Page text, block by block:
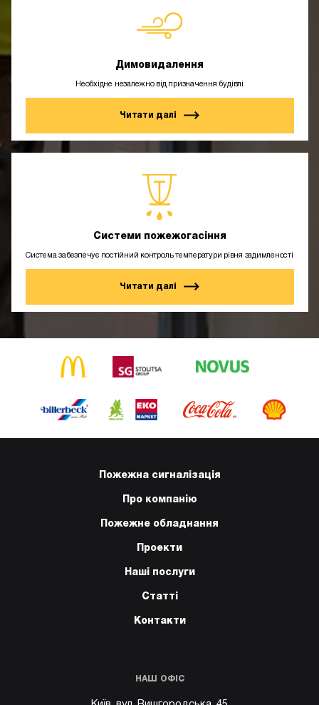
Димовидалення
Необхідне незалежно від призначення будівлі
Читати далі
Системи пожежогасіння
Система забезпечує постійний контроль температури рівня задимленості
Читати далі
Пожежна сигналізація
Про компанію
Пожежне обладнання
Проекти
Наші послуги
Статті
Контакти
НАШ ОФІС